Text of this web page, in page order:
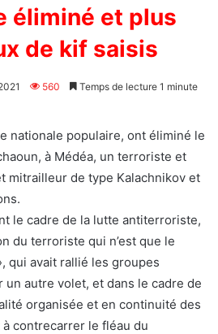
éliminé et plus
de kif saisis
560 Temps de lecture 1 minute
nationale populaire, ont éliminé le
à Médéa, un terroriste et
mitrailleur de type Kalachnikov et
le cadre de la lutte antiterroriste,
du terroriste qui n’est que le
qui avait rallié les groupes
autre volet, et dans le cadre de
organisée et en continuité des
contrecarrer le fléau du